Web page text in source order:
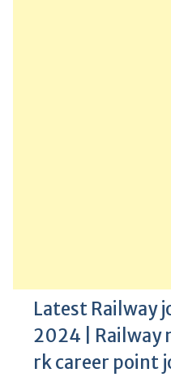
Latest Railway
2024 | Railway
rk career point